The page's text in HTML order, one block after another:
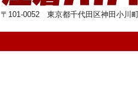
〒101-0052 東京都千代田区神田小川